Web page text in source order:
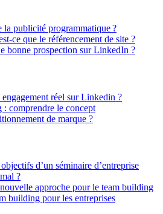
publicité programmatique ?
ce que le référencement de site ?
bonne prospection sur LinkedIn ?
réel sur Linkedin ?
comprendre le concept
de marque ?
d’un séminaire d’entreprise
?
approche pour le team building
building pour les entreprises